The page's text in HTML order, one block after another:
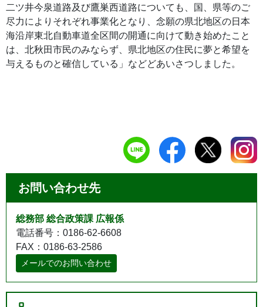
二ツ井今泉道路及び鷹巣西道路についても、国、県等のご
尽力によりそれぞれ事業化となり、念願の県北地区の日本
海沿岸東北自動車道全区間の開通に向けて動き始めたこと
は、北秋田市民のみならず、県北地区の住民に夢と希望を
与えるものと確信している」などどあいさつしました。
お問い合わせ先
総務部 総合政策課 広報係
電話番号：0186-62-6608
FAX：0186-63-2586
メールでのお問い合わせ